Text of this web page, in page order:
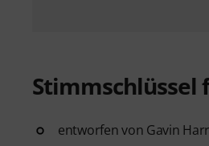
Stimmschlüssel
entworfen von Gavin